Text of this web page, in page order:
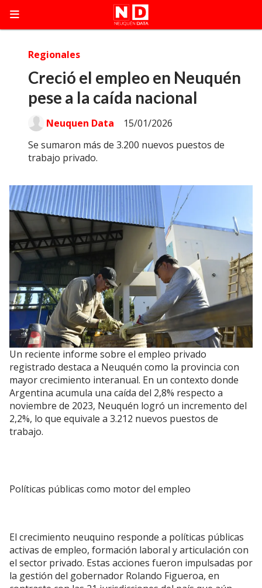
Creció el empleo en Neuquén
pese a la caída nacional
Se sumaron más de 3.200 nuevos puestos de
trabajo privado.
Regionales
15/01/2026
Neuquen Data
Un reciente informe sobre el empleo privado
registrado destaca a Neuquén como la provincia con
mayor crecimiento interanual. En un contexto donde
Argentina acumula una caída del 2,8% respecto a
noviembre de 2023, Neuquén logró un incremento del
2,2%, lo que equivale a 3.212 nuevos puestos de
trabajo.
Políticas públicas como motor del empleo
El crecimiento neuquino responde a políticas públicas
activas de empleo, formación laboral y articulación con
el sector privado. Estas acciones fueron impulsadas por
la gestión del gobernador Rolando Figueroa, en